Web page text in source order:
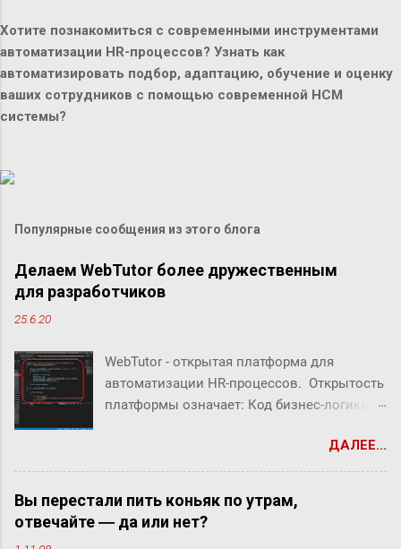
Хотите познакомиться с современными инструментами
автоматизации HR-процессов? Узнать как
автоматизировать подбор, адаптацию, обучение и оценку
ваших сотрудников с помощью современной HCM
системы?
Популярные сообщения из этого блога
Делаем WebTutor более дружественным
для разработчиков
25.6.20
WebTutor - открытая платформа для
автоматизации HR-процессов. Открытость
платформы означает: Код бизнес-логики
собственный код Можно заменять/
дополнять/расширять бизнес-логику
инструменты автоматизации HR-
процессов, оставаясь в рамках
ДАЛЕЕ...
Вы перестали пить коньяк по утрам,
отвечайте ― да или нет?